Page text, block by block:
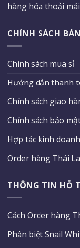
hàng hóa thoải
CHÍNH SÁCH
Chính sách mua sỉ
Hướng dẫn thanh
Chính sách giao
Chính sách bảo mật
Hợp tác kinh
Order hàng Thái
THÔNG TIN HỖ
Cách Order hàng
Phân biệt Snail